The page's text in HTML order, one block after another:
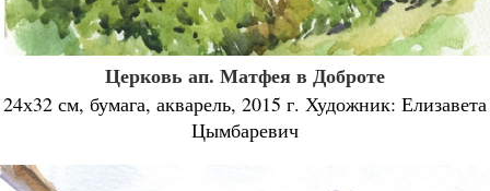
Церковь ап. Матфея в Доброте
24х32 см, бумага, акварель, 2015 г. Художник: Елизавета
Цымбаревич